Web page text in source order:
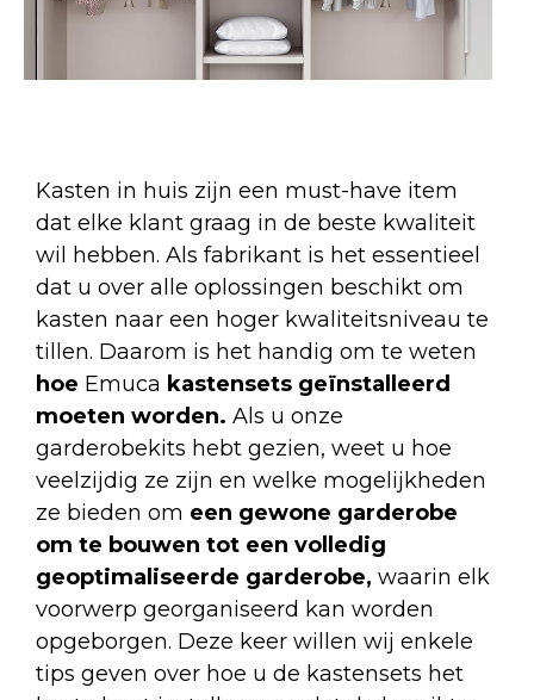
Kasten in huis zijn een must-have item
dat elke klant graag in de beste kwaliteit
wil hebben. Als fabrikant is het essentieel
dat u over alle oplossingen beschikt om
kasten naar een hoger kwaliteitsniveau te
tillen. Daarom is het handig om te weten
hoe Emuca kastensets geïnstalleerd
moeten worden. Als u onze
garderobekits hebt gezien, weet u hoe
veelzijdig ze zijn en welke mogelijkheden
ze bieden om een gewone garderobe
om te bouwen tot een volledig
geoptimaliseerde garderobe, waarin elk
voorwerp georganiseerd kan worden
opgeborgen. Deze keer willen wij enkele
tips geven over hoe u de kastensets het